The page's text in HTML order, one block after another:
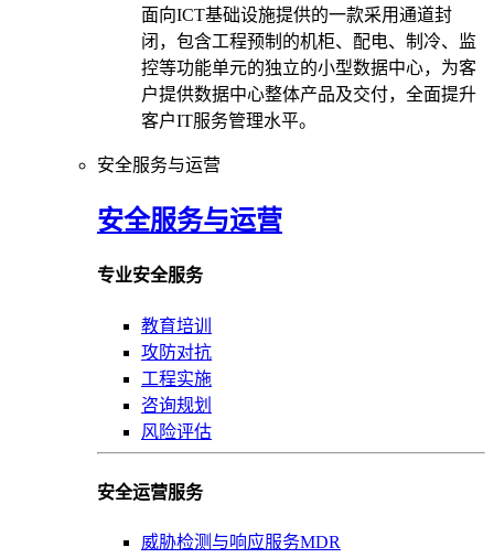
面向ICT基础设施提供的一款采用通道封
闭，包含工程预制的机柜、配电、制冷、监
控等功能单元的独立的小型数据中心，为客
户提供数据中心整体产品及交付，全面提升
客户IT服务管理水平。
安全服务与运营
安全服务与运营
专业安全服务
教育培训
攻防对抗
工程实施
咨询规划
风险评估
安全运营服务
威胁检测与响应服务MDR